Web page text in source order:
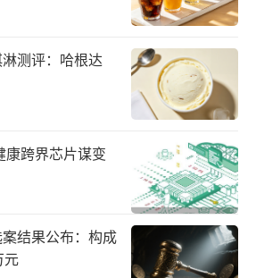
测评：哈根达
康跨界芯片谋变
结果公布：构成
元